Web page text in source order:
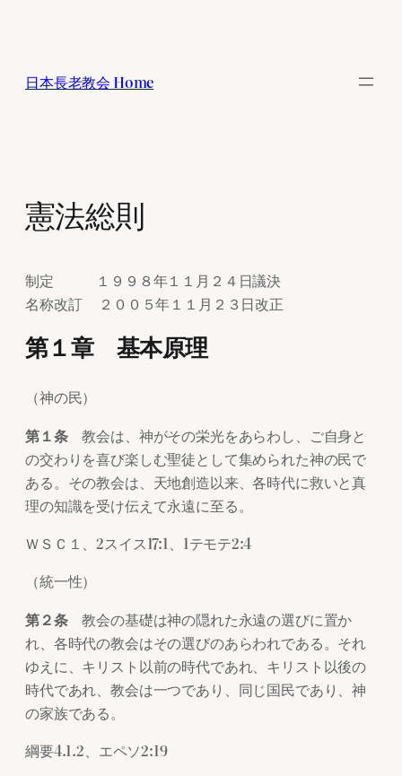
日本長老教会 Home
憲法総則
制定 １９９８年１１月２４日議決
名称改訂 ２００５年１１月２３日改正
第１章 基本原理
（神の民）
第１条教会は、神がその栄光をあらわし、ご自身と
の交わりを喜び楽しむ聖徒として集められた神の民で
ある。その教会は、天地創造以来、各時代に救いと真
理の知識を受け伝えて永遠に至る。
ＷＳＣ１、2スイス17:1、1テモテ2:4
（統一性）
第２条教会の基礎は神の隠れた永遠の選びに置か
れ、各時代の教会はその選びのあらわれである。それ
ゆえに、キリスト以前の時代であれ、キリスト以後の
時代であれ、教会は一つであり、同じ国民であり、神
の家族である。
綱要4.1.2、エペソ2:19